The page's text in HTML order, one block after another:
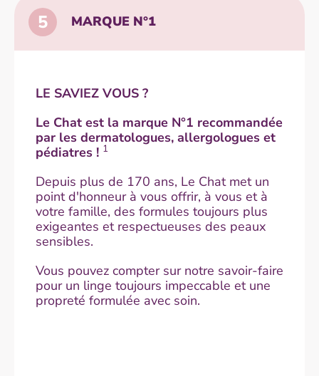
5 MARQUE N°1
LE SAVIEZ VOUS ?
Le Chat est la marque N°1 recommandée
par les dermatologues, allergologues et
pédiatres ! 1
Depuis plus de 170 ans, Le Chat met un
point d'honneur à vous offrir, à vous et à
votre famille, des formules toujours plus
exigeantes et respectueuses des peaux
sensibles.
Vous pouvez compter sur notre savoir-faire
pour un linge toujours impeccable et une
propreté formulée avec soin.